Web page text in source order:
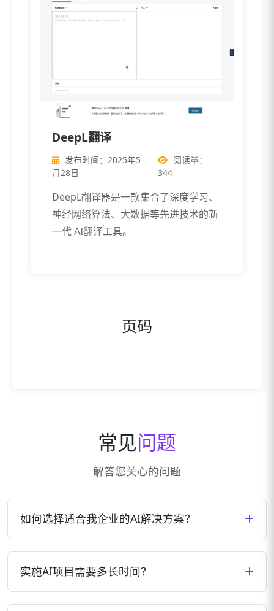
DeepL翻译
发布时间：2025年5
月28日
阅读量：
344
DeepL翻译器是一款集合了深度学习、
神经网络算法、大数据等先进技术的新
一代 AI翻译工具。
页码
常见问题
解答您关心的问题
如何选择适合我企业的AI解决方案？
可以通过预约咨询，与我们的专家团队深入交流，共
同确定最佳方案。
实施AI项目需要多长时间？